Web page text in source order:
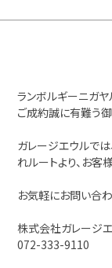
ランボルギーニガヤ
ご成約誠に有難う
ガレージエウルで
れルートより、お客
お気軽にお問い合
株式会社ガレージ
072-333-9110